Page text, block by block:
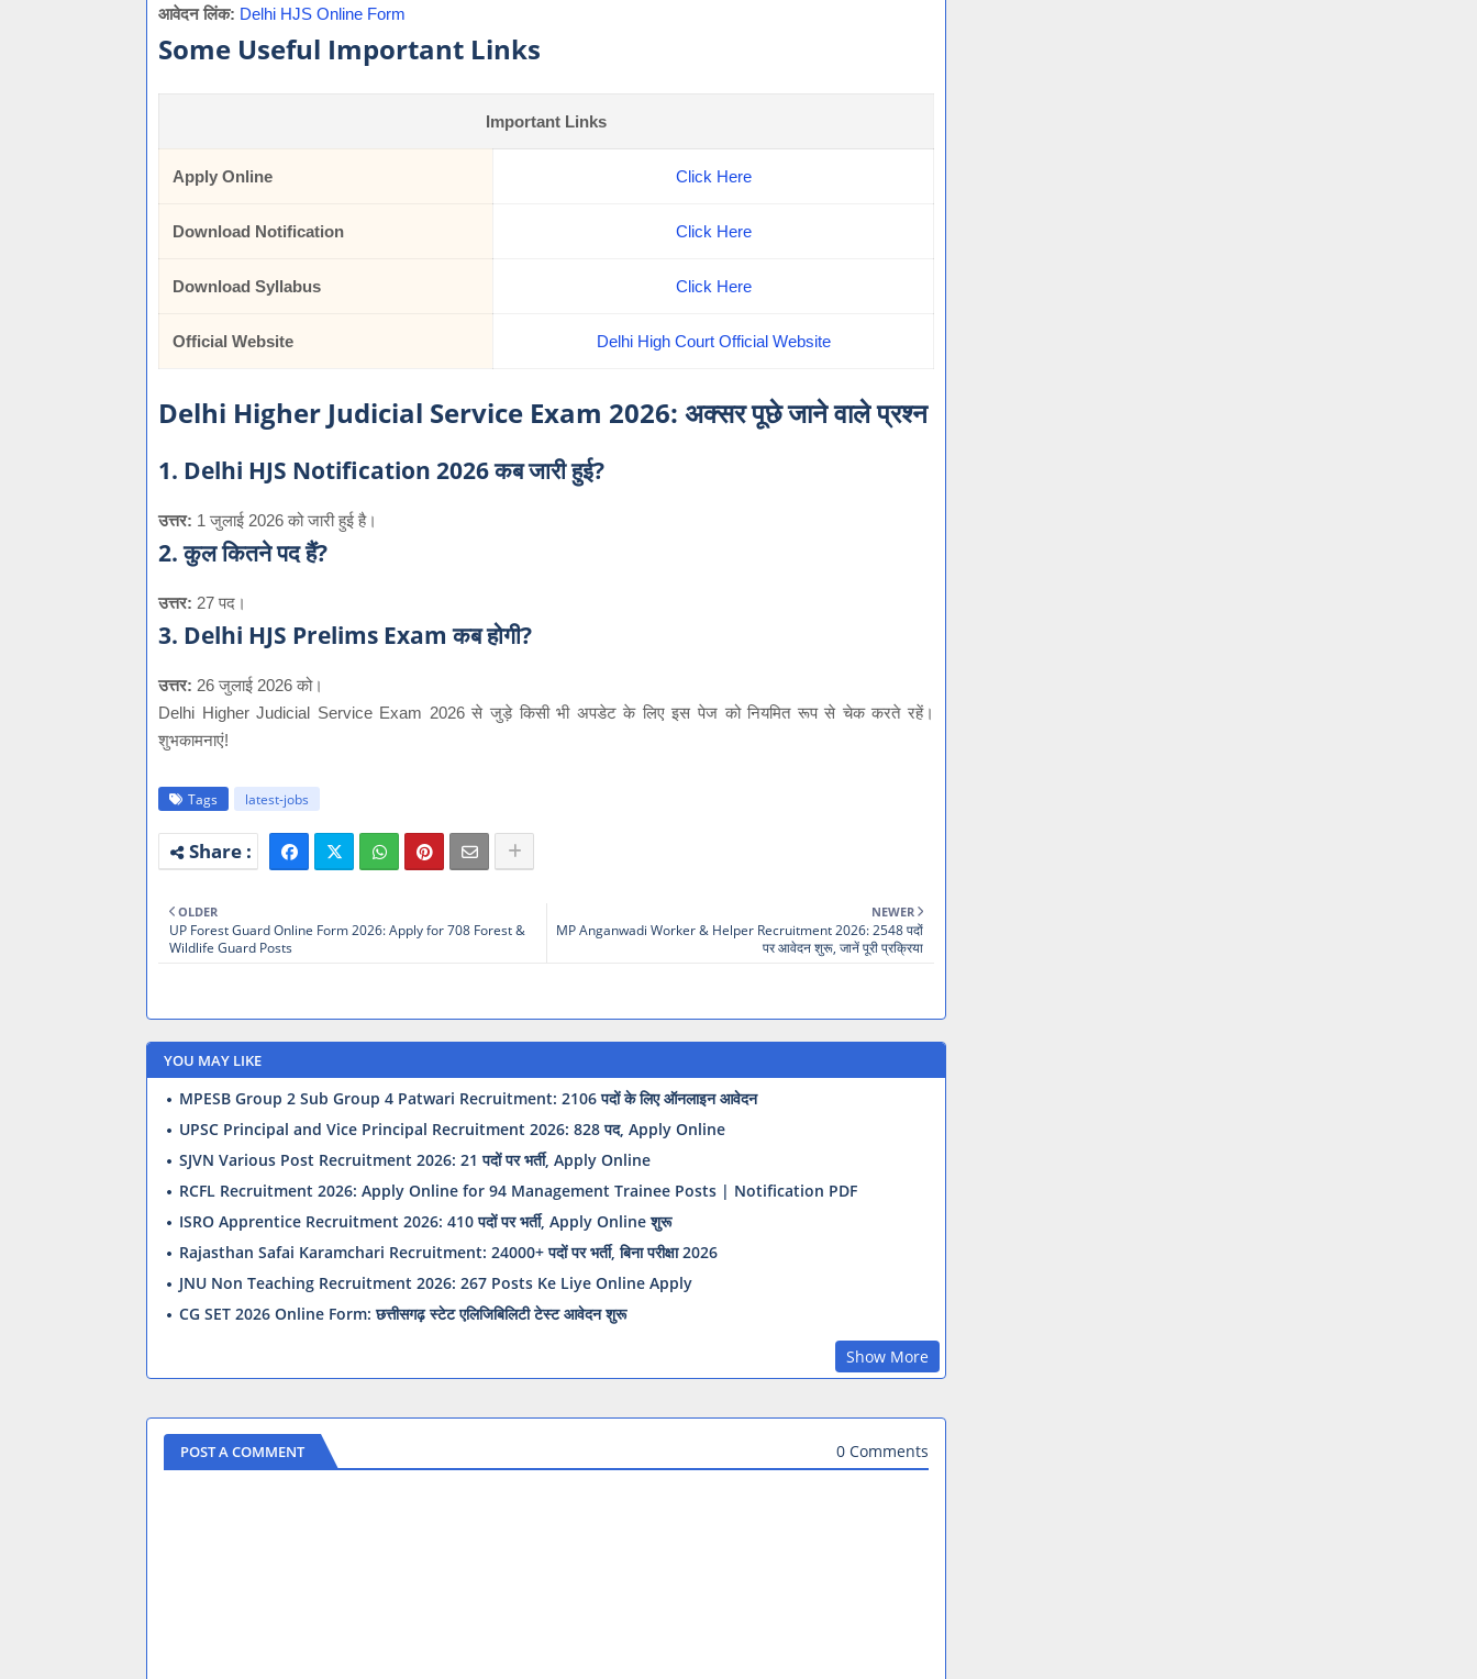
आवेदन लिंक: Delhi HJS Online Form
Some Useful Important Links
Important Links
Apply Online Click Here
Download Notification Click Here
Download Syllabus Click Here
Official Website Delhi High Court Official Website
Delhi Higher Judicial Service Exam 2026: अक्सर पूछे जाने वाले प्रश्न
1. Delhi HJS Notification 2026 कब जारी हुई?
उत्तर: 1 जुलाई 2026 को जारी हुई है।
2. कुल कितने पद हैं?
उत्तर: 27 पद।
3. Delhi HJS Prelims Exam कब होगी?
उत्तर: 26 जुलाई 2026 को।
Delhi Higher Judicial Service Exam 2026 से जुड़े किसी भी अपडेट के लिए इस पेज को नियमित रूप से चेक करते रहें।
शुभकामनाएं!
Tags latest-jobs
NEWER
MP Anganwadi Worker & Helper Recruitment 2026: 2548 पदों
पर आवेदन शुरू, जानें पूरी प्रक्रिया
OLDER
UP Forest Guard Online Form 2026: Apply for 708 Forest &
Wildlife Guard Posts
YOU MAY LIKE
MPESB Group 2 Sub Group 4 Patwari Recruitment: 2106 पदों के लिए ऑनलाइन आवेदन
UPSC Principal and Vice Principal Recruitment 2026: 828 पद, Apply Online
SJVN Various Post Recruitment 2026: 21 पदों पर भर्ती, Apply Online
RCFL Recruitment 2026: Apply Online for 94 Management Trainee Posts | Notification PDF
ISRO Apprentice Recruitment 2026: 410 पदों पर भर्ती, Apply Online शुरू
Rajasthan Safai Karamchari Recruitment: 24000+ पदों पर भर्ती, बिना परीक्षा 2026
JNU Non Teaching Recruitment 2026: 267 Posts Ke Liye Online Apply
CG SET 2026 Online Form: छत्तीसगढ़ स्टेट एलिजिबिलिटी टेस्ट आवेदन शुरू
Show More
POST A COMMENT 0 Comments